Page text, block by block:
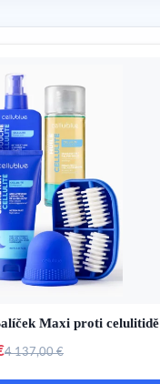
Maxi proti celulitidě
4 137,00 €